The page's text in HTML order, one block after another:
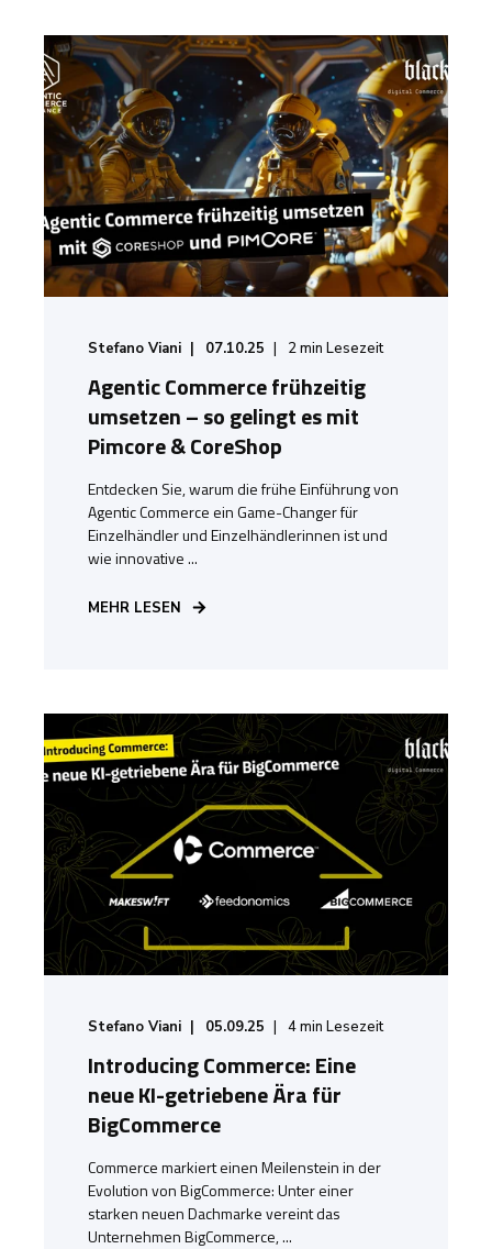
Stefano Viani 07.10.25 2min Lesezeit
Agentic Commerce frühzeitig
umsetzen – so gelingt es mit
Pimcore & CoreShop
Entdecken Sie, warum die frühe Einführung von
Agentic Commerce ein Game-Changer für
Einzelhändler und Einzelhändlerinnen ist und
wie innovative ...
MEHR LESEN
Stefano Viani 05.09.25 4min Lesezeit
Introducing Commerce: Eine
neue KI-getriebene Ära für
BigCommerce
Commerce markiert einen Meilenstein in der
Evolution von BigCommerce: Unter einer
starken neuen Dachmarke vereint das
Unternehmen BigCommerce, ...